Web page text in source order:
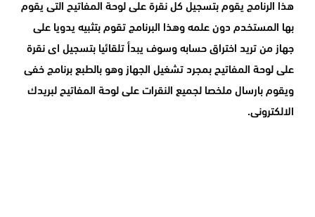
هذا الرنامج يقوم بتسجيل كل نقرة على لوحة المفاتيح التى يقوم
بها المستخدم دون علمه وهذا البرنامج تقوم بتثبيه يدويا على
جهاز من تريد اختراق حسابه وسوف يبدأ تلقائيا بتسجيل اى نقرة
على لوحة المفاتيح بمجرد تشغيل الجهاز وهو بالطبع برنامج خفى
ويقوم بارسال ملخصا لجميع النقرات على لوحة المفاتيح لبريدك
الالكترونى.